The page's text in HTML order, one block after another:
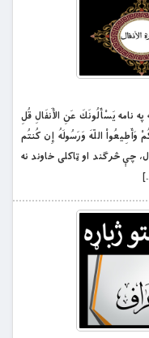
نامه يَسْأَلُونَكَ عَنِ الأَنفَالِ قُلِ
وَأَطِيعُواْ اللّهَ وَرَسُولَهُ إِن كُنتُم
مال، چې څرګند او ټاكلى خاوند نه